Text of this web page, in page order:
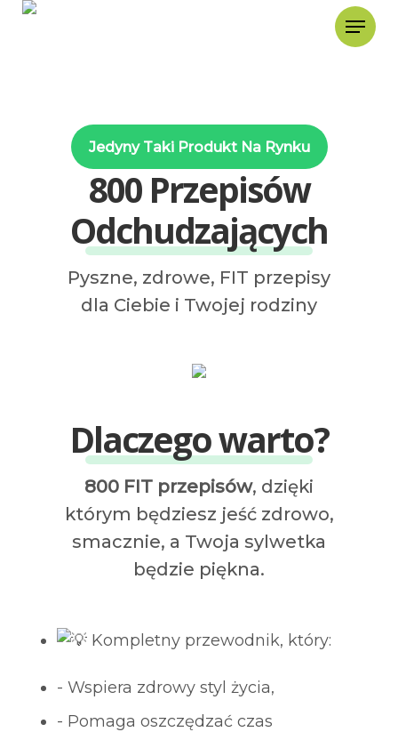
Jedyny Taki Produkt Na Rynku
800 Przepisów
Odchudzających
Pyszne, zdrowe, FIT przepisy
dla Ciebie i Twojej rodziny
Dlaczego warto?
800 FIT przepisów, dzięki
którym będziesz jeść zdrowo,
smacznie, a Twoja sylwetka
będzie piękna.
Kompletny przewodnik, który:
- Wspiera zdrowy styl życia,
- Pomaga oszczędzać czas